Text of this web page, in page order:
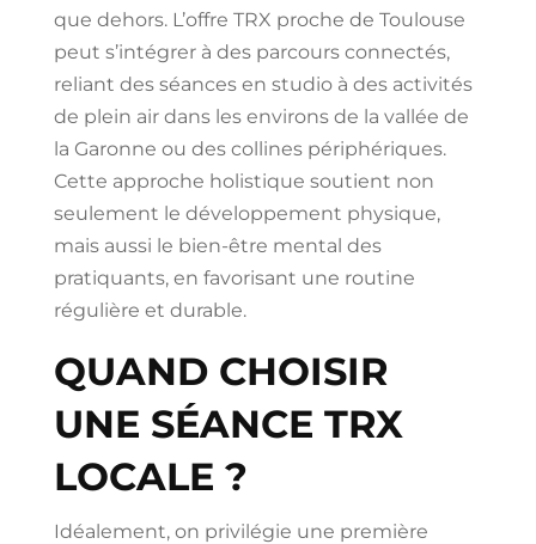
que dehors. L’offre TRX proche de Toulouse
peut s’intégrer à des parcours connectés,
reliant des séances en studio à des activités
de plein air dans les environs de la vallée de
la Garonne ou des collines périphériques.
Cette approche holistique soutient non
seulement le développement physique,
mais aussi le bien-être mental des
pratiquants, en favorisant une routine
régulière et durable.
QUAND CHOISIR
UNE SÉANCE TRX
LOCALE ?
Idéalement, on privilégie une première